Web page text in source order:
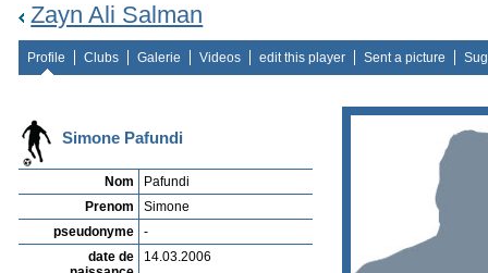
Zayn Ali Salman
Profile Clubs Galerie Videos edit this player Sent a picture
Simone Pafundi
Nom
Pafundi
Prenom
Simone
pseudonyme
-
date de
14.03.2006